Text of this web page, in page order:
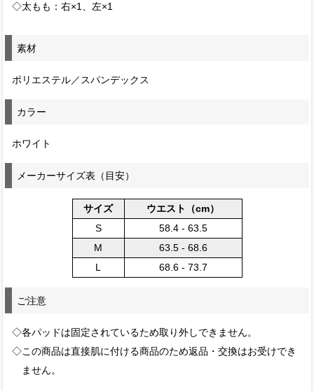
◇太もも：右×1、左×1
素材
ポリエステル／スパンデックス
カラー
ホワイト
メーカーサイズ表（目安）
サイズ
ウエスト（cm）
S
58.4 - 63.5
M
63.5 - 68.6
L
68.6 - 73.7
ご注意
◇各パッドは固定されているため取り外しできません。
◇この商品は直接肌に付ける商品のため返品・交換はお受けでき
ません。